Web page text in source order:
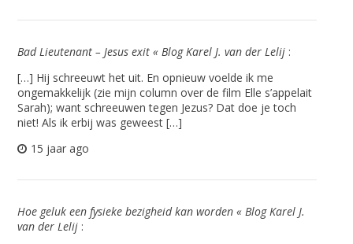
Bad Lieutenant – Jesus exit « Blog Karel J. van der Lelij :
[…] Hij schreeuwt het uit. En opnieuw voelde ik me
ongemakkelijk (zie mijn column over de film Elle s’appelait
Sarah); want schreeuwen tegen Jezus? Dat doe je toch
niet! Als ik erbij was geweest […]
15 jaar ago
Hoe geluk een fysieke bezigheid kan worden « Blog Karel J.
van der Lelij :